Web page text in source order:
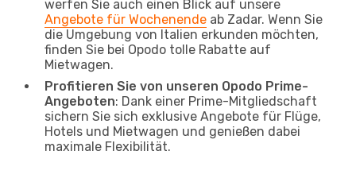
werfen Sie auch einen Blick auf unsere
Angebote für Wochenende ab Zadar. Wenn Sie
die Umgebung von Italien erkunden möchten,
finden Sie bei Opodo tolle Rabatte auf
Mietwagen.
Profitieren Sie von unseren Opodo Prime-
Angeboten: Dank einer Prime-Mitgliedschaft
sichern Sie sich exklusive Angebote für Flüge,
Hotels und Mietwagen und genießen dabei
maximale Flexibilität.